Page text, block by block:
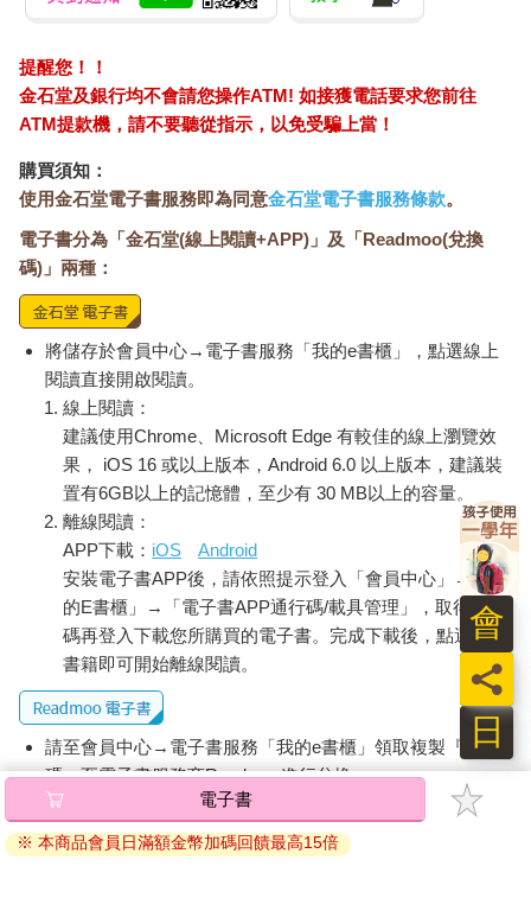
提醒您！！
金石堂及銀行均不會請您操作ATM! 如接獲電話要求您前往
ATM提款機，請不要聽從指示，以免受騙上當！
購買須知：
使用金石堂電子書服務即為同意金石堂電子書服務條款。
電子書分為「金石堂(線上閱讀+APP)」及「Readmoo(兌換
碼)」兩種：
將儲存於會員中心→電子書服務「我的e書櫃」，點選線上
閱讀直接開啟閱讀。
線上閱讀：
建議使用Chrome、Microsoft Edge 有較佳的線上瀏覽效
果， iOS 16 或以上版本，Android 6.0 以上版本，建議裝
置有6GB以上的記憶體，至少有 30 MB以上的容量。
離線閱讀：
APP下載： iOS
Android
安裝電子書APP後，請依照提示登入「會員中心」→「我
的E書櫃」→「電子書APP通行碼/載具管理」，取得通行
碼再登入下載您所購買的電子書。完成下載後，點選任一
書籍即可開始離線閱讀。
請至會員中心→電子書服務「我的e書櫃」領取複製『兌換
碼』至電子書服務商Readmoo進行兌換。
退換貨須知：
因版權保護，您在金石堂所購買的電子書僅能以金石堂專屬
電子書
※ 本商品會員日滿額金幣加碼回饋最高15倍
日
員
會